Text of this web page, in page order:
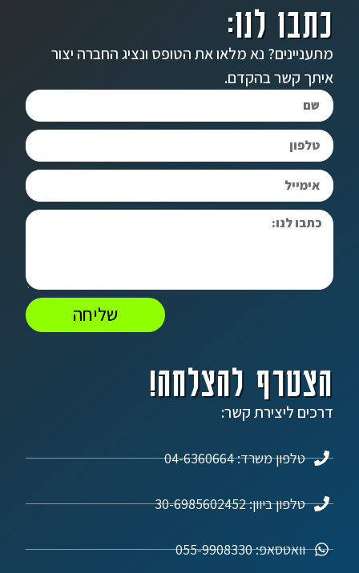
הצטרף להצלחה!
דרכים ליצירת קשר:
טלפון משרד: 04-6360664
טלפון ביוון: 30-6985602452
וואטסאפ: 055-9908330
כתבו לנו:
מתעניינים? נא מלאו את הטופס ונציג החברה יצור
איתך קשר בהקדם.
שליחה